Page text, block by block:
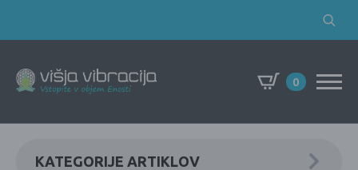
Search
0
KATEGORIJE ARTIKLOV